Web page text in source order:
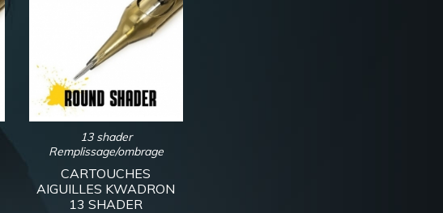
13 shader
Remplissage/ombrage
CARTOUCHES
AIGUILLES KWADRON
13 SHADER